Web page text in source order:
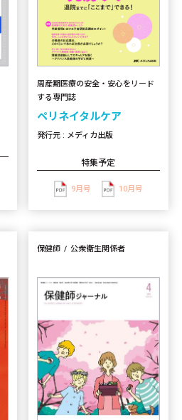
周産期医療の安全・安心をリード
する専門誌
ペリネイタルケア
発行元 : メディカ出版
特集予定
9月号 10月号
保健師 公衆衛生関係者